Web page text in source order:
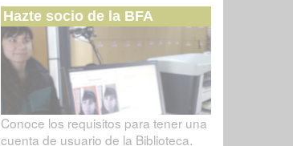
Hazte socio de la BFA
Conoce los requisitos para tener una
cuenta de usuario de la Biblioteca.